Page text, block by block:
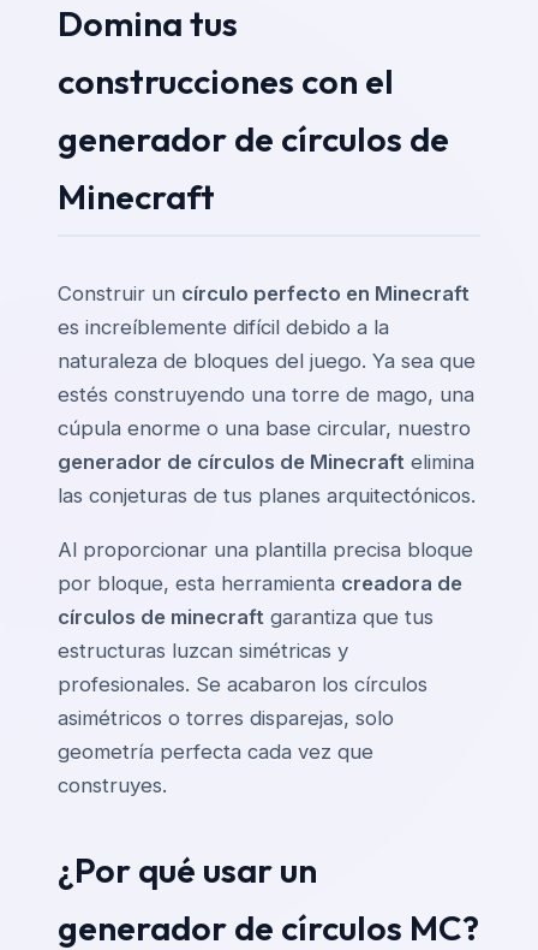
Domina tus
construcciones con el
generador de círculos de
Minecraft
Construir un círculo perfecto en Minecraft
es increíblemente difícil debido a la
naturaleza de bloques del juego. Ya sea que
estés construyendo una torre de mago, una
cúpula enorme o una base circular, nuestro
generador de círculos de Minecraft elimina
las conjeturas de tus planes arquitectónicos.
Al proporcionar una plantilla precisa bloque
por bloque, esta herramienta creadora de
círculos de minecraft garantiza que tus
estructuras luzcan simétricas y
profesionales. Se acabaron los círculos
asimétricos o torres disparejas, solo
geometría perfecta cada vez que
construyes.
¿Por qué usar un
generador de círculos MC?